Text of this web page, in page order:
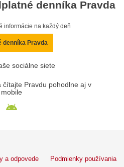
denníka Pravda
informácie na každý deň
denníka Pravda
sociálne siete
čítajte Pravdu pohodlne aj v
mobile
a odpovede Podmienky používania